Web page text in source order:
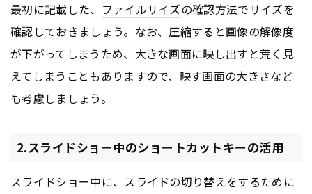
最初に記載した、 ファイルサイズの確認方法でサイズを
確認しておきましょう。なお、圧縮すると画像の解像度
が下がってしまうため、大きな画面に映し出すと荒く見
えてしまうこともありますので、映す画面の大きさなど
も考慮しましょう。
2.スライドショー中のショートカットキーの活用
スライドショー中に、スライドの切り替えをするために